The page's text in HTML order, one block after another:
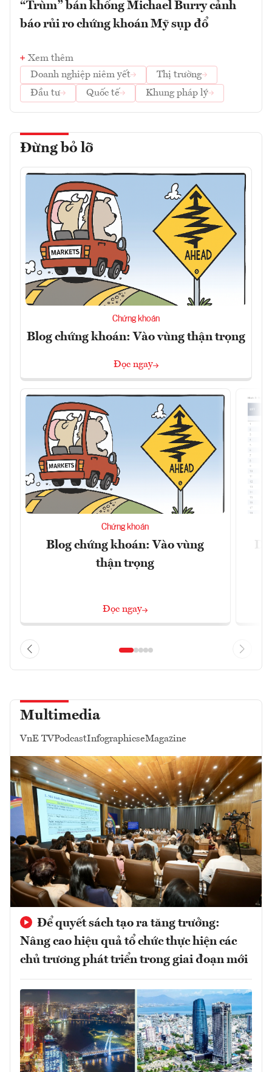
“Trùm” bán khống Michael Burry cảnh
báo rủi ro chứng khoán Mỹ sụp đổ
Xem thêm
Doanh nghiệp niêm yết
Thị trường
Đầu tư
Quốc tế Khung pháp lý
Đừng bỏ lỡ
Chứng khoán
Blog chứng khoán: Vào vùng thận trọng
Đọc ngay
Chứng khoán
Blog chứng khoán: Vào vùng
thận trọng
Đọc ngay
Multimedia
VnE TVPodcastInfographicseMagazine
Để quyết sách tạo ra tăng trưởng:
Nâng cao hiệu quả tổ chức thực hiện các
chủ trương phát triển trong giai đoạn mới